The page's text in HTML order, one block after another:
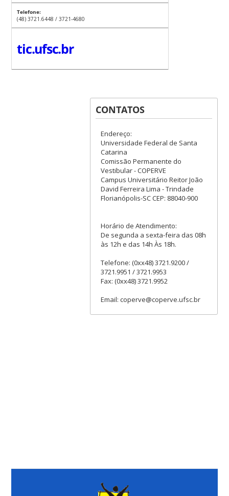
Telefone:
(48) 3721.6448 / 3721-4680
tic.ufsc.br
CONTATOS
Endereço:
Universidade Federal de Santa
Catarina
Comissão Permanente do
Vestibular - COPERVE
Campus Universitário Reitor João
David Ferreira Lima - Trindade
Florianópolis-SC CEP: 88040-900
Horário de Atendimento:
De segunda a sexta-feira das 08h
às 12h e das 14h Às 18h.
Telefone: (0xx48) 3721.9200 /
3721.9951 / 3721.9953
Fax: (0xx48) 3721.9952
Email: coperve@coperve.ufsc.br